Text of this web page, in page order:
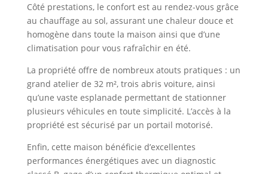
Côté prestations, le confort est au rendez-vous grâce
au chauffage au sol, assurant une chaleur douce et
homogène dans toute la maison ainsi que d’une
climatisation pour vous rafraîchir en été.
La propriété offre de nombreux atouts pratiques : un
grand atelier de 32 m², trois abris voiture, ainsi
qu’une vaste esplanade permettant de stationner
plusieurs véhicules en toute simplicité. L’accès à la
propriété est sécurisé par un portail motorisé.
Enfin, cette maison bénéficie d’excellentes
performances énergétiques avec un diagnostic